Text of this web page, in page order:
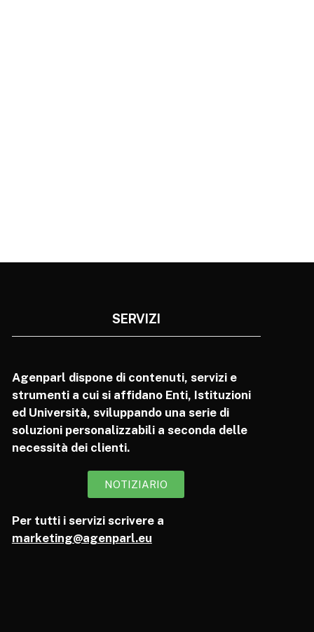
SERVIZI
Agenparl dispone di contenuti, servizi e
strumenti a cui si affidano Enti, Istituzioni
ed Università, sviluppando una serie di
soluzioni personalizzabili a seconda delle
necessità dei clienti.
NOTIZIARIO
Per tutti i servizi scrivere a
marketing@agenparl.eu